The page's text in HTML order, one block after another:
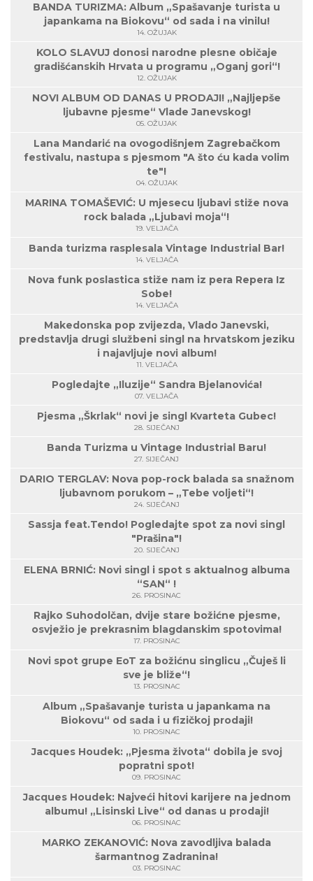
BANDA TURIZMA: Album „Spašavanje turista u
japankama na Biokovu“ od sada i na vinilu!
14. OŽUJAK
KOLO SLAVUJ donosi narodne plesne običaje
gradišćanskih Hrvata u programu „Oganj gori“!
12. OŽUJAK
NOVI ALBUM OD DANAS U PRODAJI! „Najljepše
ljubavne pjesme“ Vlade Janevskog!
05. OŽUJAK
Lana Mandarić na ovogodišnjem Zagrebačkom
festivalu, nastupa s pjesmom "A što ću kada volim
te"!
04. OŽUJAK
MARINA TOMAŠEVIĆ: U mjesecu ljubavi stiže nova
rock balada „Ljubavi moja“!
19. VELJAČA
Banda turizma rasplesala Vintage Industrial Bar!
14. VELJAČA
Nova funk poslastica stiže nam iz pera Repera Iz
Sobe!
14. VELJAČA
Makedonska pop zvijezda, Vlado Janevski,
predstavlja drugi službeni singl na hrvatskom jeziku
i najavljuje novi album!
11. VELJAČA
Pogledajte „Iluzije“ Sandra Bjelanovića!
07. VELJAČA
Pjesma „Škrlak“ novi je singl Kvarteta Gubec!
28. SIJEČANJ
Banda Turizma u Vintage Industrial Baru!
27. SIJEČANJ
DARIO TERGLAV: Nova pop-rock balada sa snažnom
ljubavnom porukom – „Tebe voljeti“!
24. SIJEČANJ
Sassja feat.Tendo! Pogledajte spot za novi singl
"Prašina"!
20. SIJEČANJ
ELENA BRNIĆ: Novi singl i spot s aktualnog albuma
“SAN“ !
26. PROSINAC
Rajko Suhodolčan, dvije stare božićne pjesme,
osvježio je prekrasnim blagdanskim spotovima!
17. PROSINAC
Novi spot grupe EoT za božićnu singlicu „Čuješ li
sve je bliže“!
13. PROSINAC
Album „Spašavanje turista u japankama na
Biokovu“ od sada i u fizičkoj prodaji!
10. PROSINAC
Jacques Houdek: „Pjesma života“ dobila je svoj
popratni spot!
09. PROSINAC
Jacques Houdek: Najveći hitovi karijere na jednom
albumu! „Lisinski Live“ od danas u prodaji!
06. PROSINAC
MARKO ZEKANOVIĆ: Nova zavodljiva balada
šarmantnog Zadranina!
03. PROSINAC